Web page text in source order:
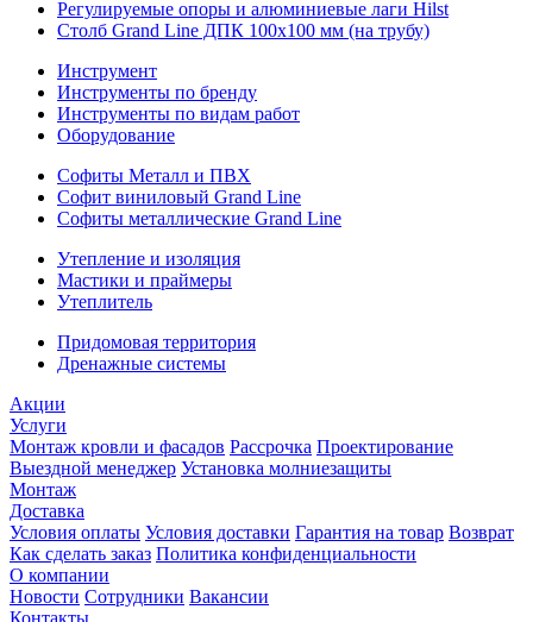
Регулируемые опоры и алюминиевые лаги Hilst
Столб Grand Line ДПК 100х100 мм (на трубу)
Инструмент
Инструменты по бренду
Инструменты по видам работ
Оборудование
Софиты Металл и ПВХ
Софит виниловый Grand Line
Софиты металлические Grand Line
Утепление и изоляция
Мастики и праймеры
Утеплитель
Придомовая территория
Дренажные системы
Акции
Услуги
Монтаж кровли и фасадов Рассрочка Проектирование
Выездной менеджер Установка молниезащиты
Монтаж
Доставка
Условия оплаты Условия доставки Гарантия на товар Возврат
Как сделать заказ Политика конфиденциальности
О компании
Новости Сотрудники Вакансии
Контакты